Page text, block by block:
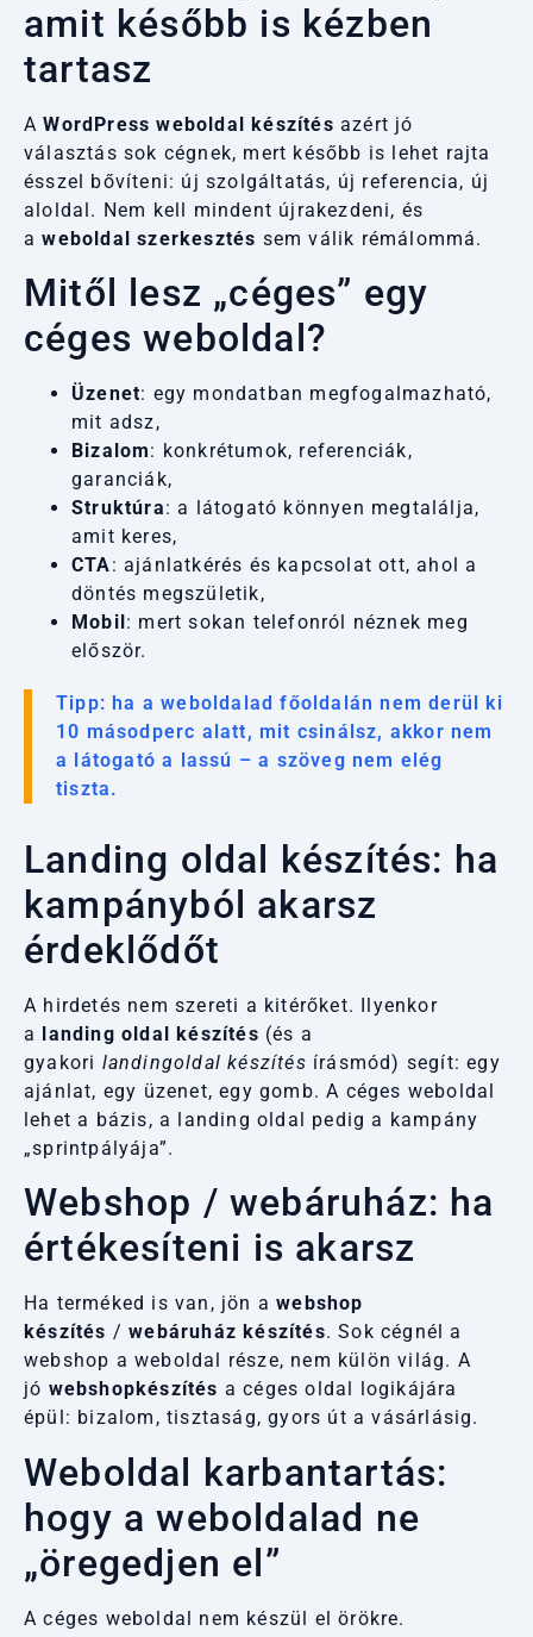
amit később is kézben
tartasz
AWordPress weboldal készítés azért jó
választás sok cégnek, mert később is lehet rajta
ésszel bővíteni: új szolgáltatás, új referencia, új
aloldal. Nem kell mindent újrakezdeni, és
aweboldal szerkesztés sem válik rémálommá.
Mitől lesz „céges” egy
céges weboldal?
Üzenet: egy mondatban megfogalmazható,
mit adsz,
Bizalom: konkrétumok, referenciák,
garanciák,
Struktúra: a látogató könnyen megtalálja,
amit keres,
CTA: ajánlatkérés és kapcsolat ott, ahol a
döntés megszületik,
Mobil: mert sokan telefonról néznek meg
először.
Tipp: ha a weboldalad főoldalán nem derül ki
10 másodperc alatt, mit csinálsz, akkor nem
a látogató a lassú – a szöveg nem elég
tiszta.
Landing oldal készítés: ha
kampányból akarsz
érdeklődőt
A hirdetés nem szereti a kitérőket. Ilyenkor
a landing oldal készítés (és a
gyakori landingoldal készítés írásmód) segít: egy
ajánlat, egy üzenet, egy gomb. A céges weboldal
lehet a bázis, a landing oldal pedig a kampány
„sprintpályája”.
Webshop / webáruház: ha
értékesíteni is akarsz
Ha terméked is van, jön awebshop
készítés /webáruház készítés. Sok cégnél a
webshop a weboldal része, nem külön világ. A
jó webshopkészítés a céges oldal logikájára
épül: bizalom, tisztaság, gyors út a vásárlásig.
Weboldal karbantartás:
hogy a weboldalad ne
„öregedjen el”
A céges weboldal nem készül el örökre.